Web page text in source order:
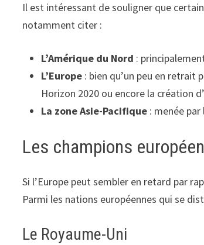
Il est intéressant de souligner que
notamment citer :
L’Amérique du Nord :
L’Europe : bien qu’un peu en retrait
Horizon 2020 ou encore la création
La zone Asie-Pacifique : menée
Les champions
Si l’Europe peut sembler en retard par
Parmi les nations européennes qui se
Le Royaume-Uni